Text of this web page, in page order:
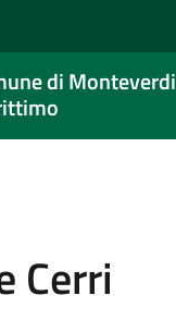
di Monteverdi
Cerri